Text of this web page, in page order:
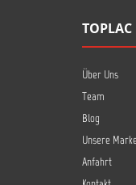
TOPLAC
Über Uns
Team
Blog
Unsere
Anfahrt